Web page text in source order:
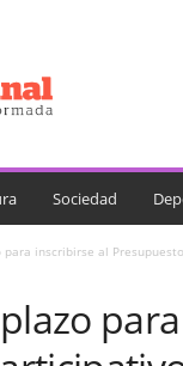
Sociedad
para inscribirse al